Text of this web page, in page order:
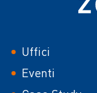
italia
Uffici
Eventi